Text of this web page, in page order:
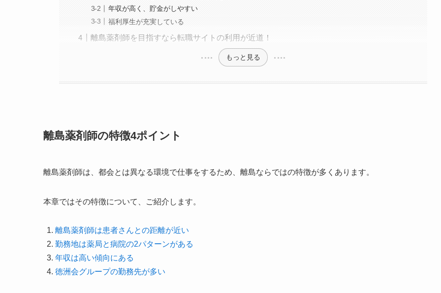
年収が高く、貯金がしやすい
福利厚生が充実している
離島薬剤師を目指すなら転職サイトの利用が近道！
もっと見る
離島薬剤師の特徴4ポイント
離島薬剤師は、都会とは異なる環境で仕事をするため、離島ならではの特徴が多くあります。
本章ではその特徴について、ご紹介します。
離島薬剤師は患者さんとの距離が近い
勤務地は薬局と病院の2パターンがある
年収は高い傾向にある
徳洲会グループの勤務先が多い